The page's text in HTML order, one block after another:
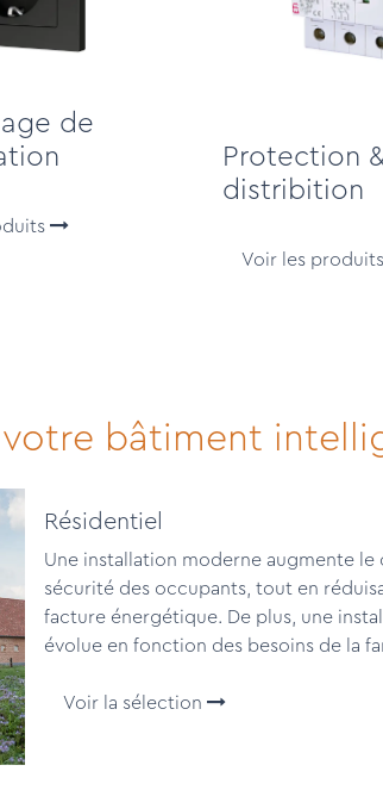
de
Protection
distribition
Voir les produits
votre bâtiment
Résidentiel
Une installation moderne augmente le
sécurité des occupants, tout en
facture énergétique. De plus, une
évolue en fonction des besoins de la
Voir la sélection